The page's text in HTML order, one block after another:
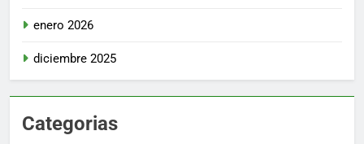
enero 2026
diciembre 2025
Categorias